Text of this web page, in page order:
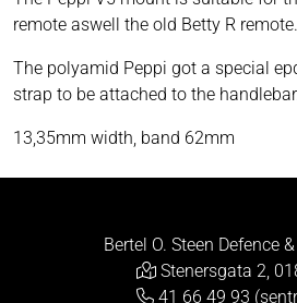
remote aswell the old Betty R remote.
The polyamid Peppi got a special
strap to be attached to the
13,35mm width, band 62mm
Bertel O. Steen Defence
Stenersgata 2,
41 66 49 93